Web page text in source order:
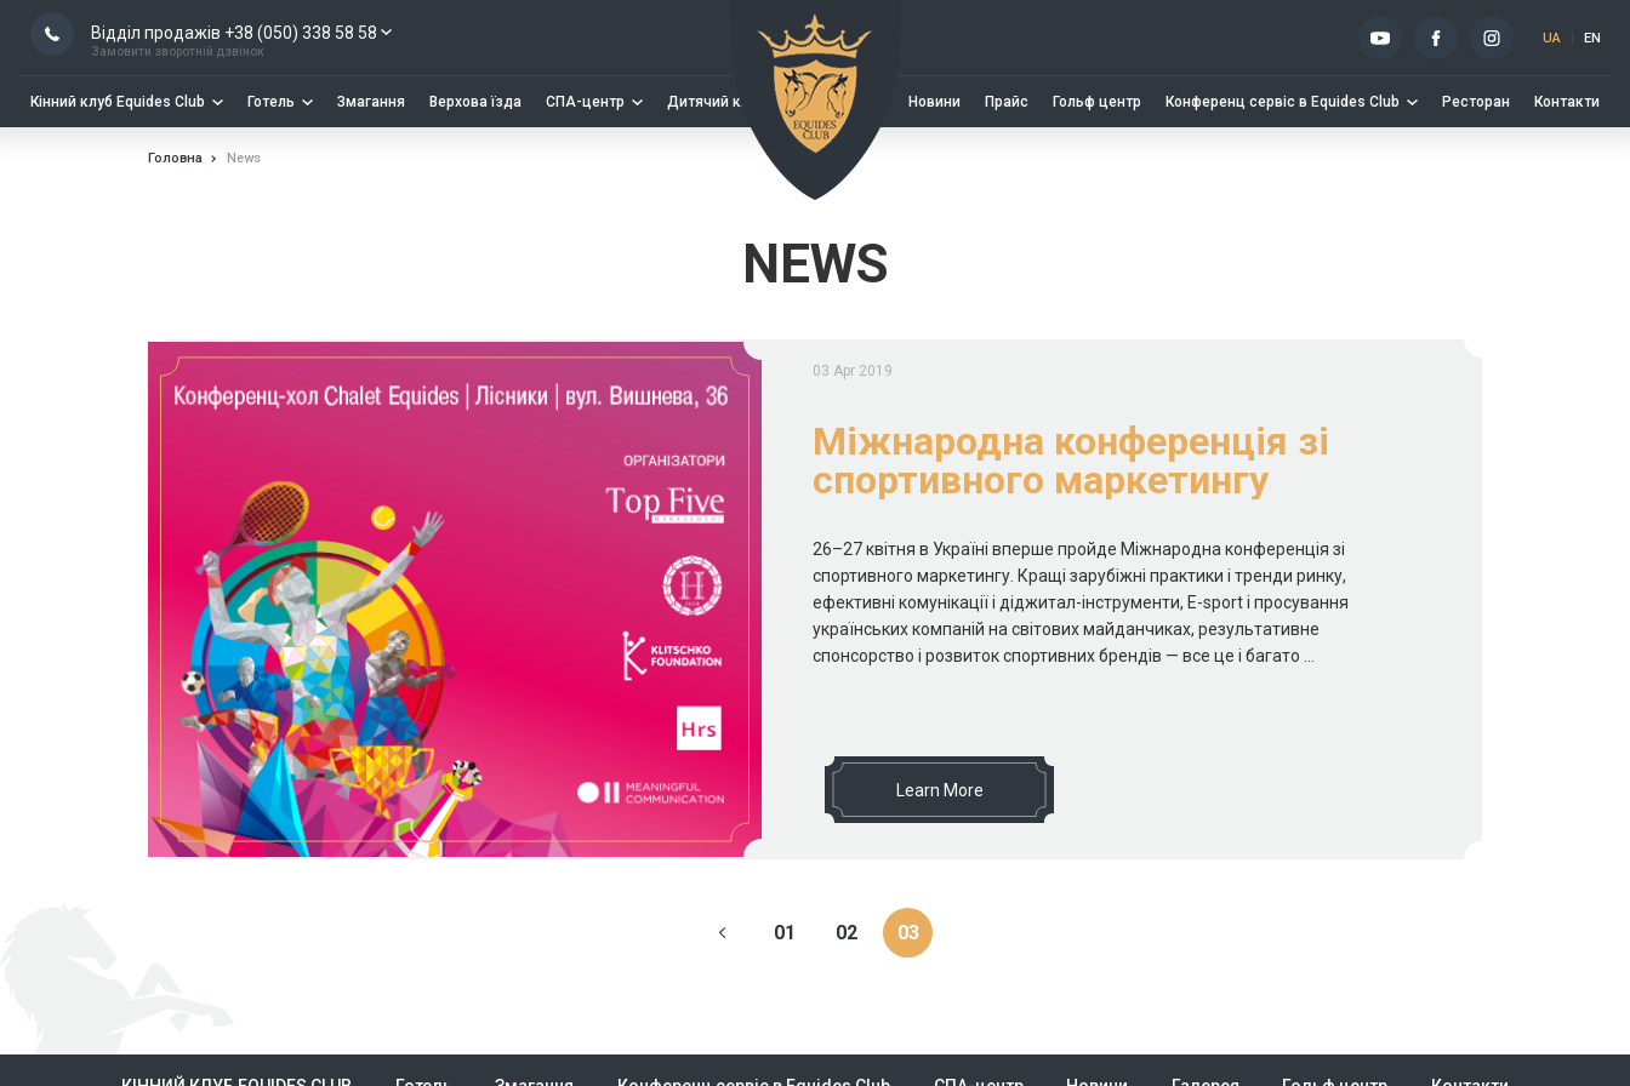
Відділ продажів +38 (050) 338 58 58
Замовити зворотній дзвінок
UA EN
Кінний клуб Equides Club Готель Змагання Верхова їзда СПА-центр Дитячий клуб Новини Прайс Гольф центр Конференц сервіс в Equides Club Ресторан Контакти
Головна News
NEWS
03 Apr 2019
Міжнародна конференція зі
спортивного маркетингу
26–27 квітня в Україні вперше пройде Міжнародна конференція зі
спортивного маркетингу. Кращі зарубіжні практики і тренди ринку,
ефективні комунікації і діджитал-інструменти, E-sport і просування
українських компаній на світових майданчиках, результативне
спонсорство і розвиток спортивних брендів — все це і багато …
Learn More
01 02 03